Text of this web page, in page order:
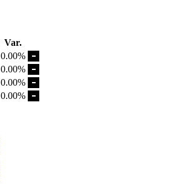
Var.
0.00%
0.00%
0.00%
0.00%